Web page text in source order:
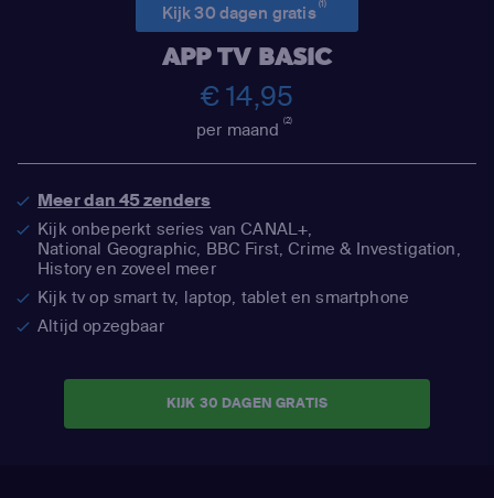
Kijk 30 dagen gratis(1)
APP TV BASIC
€ 14,95
per maand(2)
Meer dan 45 zenders
Kijk onbeperkt series van CANAL+,
National Geographic, BBC First, Crime & Investigation,
History en zoveel meer
Kijk tv op smart tv, laptop, tablet en smartphone
Altijd opzegbaar
KIJK 30 DAGEN GRATIS